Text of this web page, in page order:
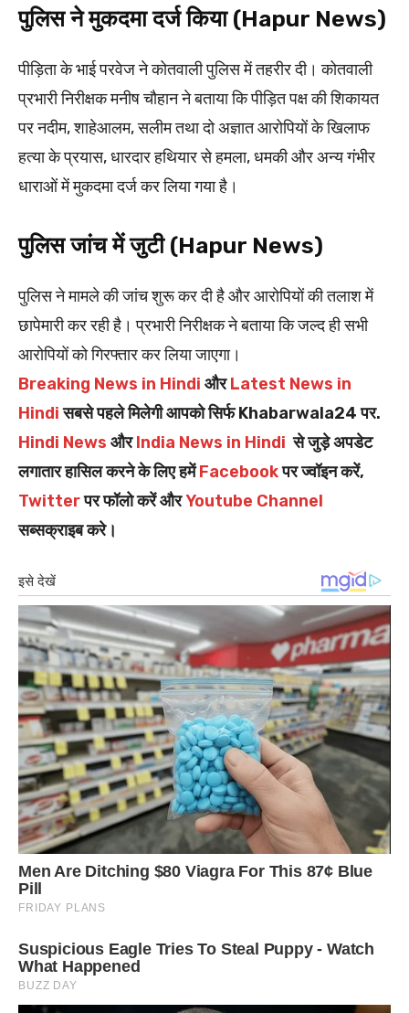
पुलिस ने मुकदमा दर्ज किया (Hapur News)
पीड़िता के भाई परवेज ने कोतवाली पुलिस में तहरीर दी। कोतवाली
प्रभारी निरीक्षक मनीष चौहान ने बताया कि पीड़ित पक्ष की शिकायत
पर नदीम, शाहेआलम, सलीम तथा दो अज्ञात आरोपियों के खिलाफ
हत्या के प्रयास, धारदार हथियार से हमला, धमकी और अन्य गंभीर
धाराओं में मुकदमा दर्ज कर लिया गया है।
पुलिस जांच में जुटी (Hapur News)
पुलिस ने मामले की जांच शुरू कर दी है और आरोपियों की तलाश में
छापेमारी कर रही है। प्रभारी निरीक्षक ने बताया कि जल्द ही सभी
आरोपियों को गिरफ्तार कर लिया जाएगा।
Breaking News in Hindi औरLatest News in
Hindiसबसे पहले मिलेगी आपको सिर्फ Khabarwala24 पर.
Hindi News औरIndia News in Hindi से जुड़े अपडेट
लगातार हासिल करने के लिए हमेंFacebookपर ज्वॉइन करें,
Twitterपर फॉलो करें औरYoutube Channel
सब्सक्राइब करे।